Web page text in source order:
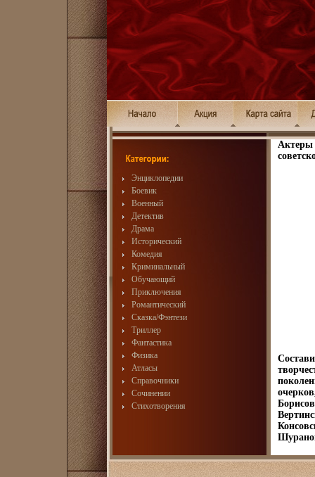
Энциклопедии
Боевик
Военный
Детектив
Драма
Исторический
Комедия
Криминальный
Обучающий
Приключения
Романтический
Сказка/Фэнтези
Триллер
Фантастика
Физика
Атласы
Справочники
Сочинении
Стихотворения
Актеры